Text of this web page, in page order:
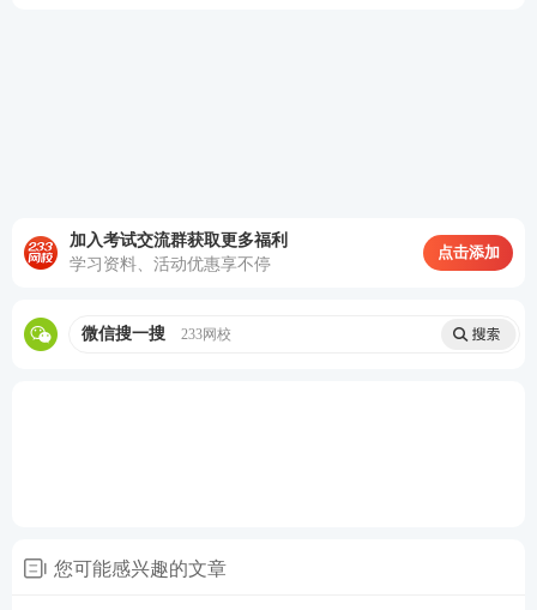
住证。
3、教资报名有年龄限制吗？
教资报名只要未到退休年龄即可。
加入考试交流群获取更多福利
学习资料、活动优惠享不停
点击添加
微信搜一搜 233网校
您可能感兴趣的文章